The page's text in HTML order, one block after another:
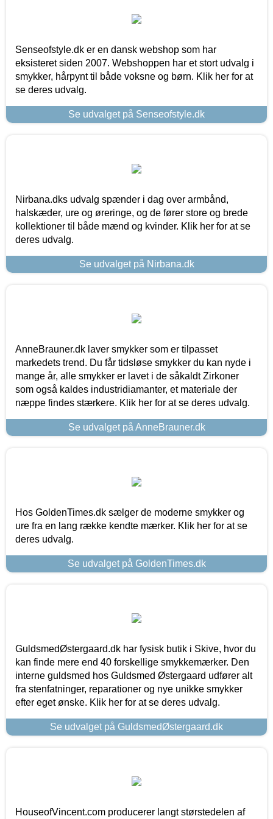
Senseofstyle.dk er en dansk webshop som har
eksisteret siden 2007. Webshoppen har et stort udvalg i
smykker, hårpynt til både voksne og børn. Klik her for at
se deres udvalg.
Se udvalget på Senseofstyle.dk
Nirbana.dks udvalg spænder i dag over armbånd,
halskæder, ure og øreringe, og de fører store og brede
kollektioner til både mænd og kvinder. Klik her for at se
deres udvalg.
Se udvalget på Nirbana.dk
AnneBrauner.dk laver smykker som er tilpasset
markedets trend. Du får tidsløse smykker du kan nyde i
mange år, alle smykker er lavet i de såkaldt Zirkoner
som også kaldes industridiamanter, et materiale der
næppe findes stærkere. Klik her for at se deres udvalg.
Se udvalget på AnneBrauner.dk
Hos GoldenTimes.dk sælger de moderne smykker og
ure fra en lang række kendte mærker. Klik her for at se
deres udvalg.
Se udvalget på GoldenTimes.dk
GuldsmedØstergaard.dk har fysisk butik i Skive, hvor du
kan finde mere end 40 forskellige smykkemærker. Den
interne guldsmed hos Guldsmed Østergaard udfører alt
fra stenfatninger, reparationer og nye unikke smykker
efter eget ønske. Klik her for at se deres udvalg.
Se udvalget på GuldsmedØstergaard.dk
HouseofVincent.com producerer langt størstedelen af